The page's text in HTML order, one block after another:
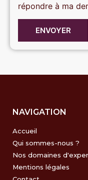
répondre à ma
ENVOYER
NAVIGATION
Accueil
Qui sommes-nous ?
Nos domaines
Mentions légales